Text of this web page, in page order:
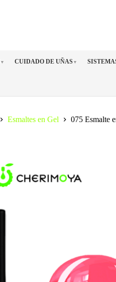
▼ CUIDADO DE UÑAS ▼
Esmaltes en Gel 075 Esmalte